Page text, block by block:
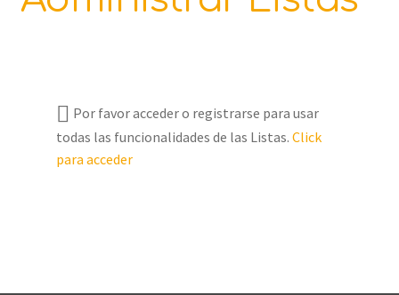
OFERTAS
Búsqueda
Por favor acceder o registrarse para usar
todas las funcionalidades de las Listas. Click
para acceder